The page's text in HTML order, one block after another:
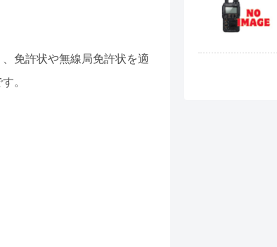
免許状や無線局免許状を適
。